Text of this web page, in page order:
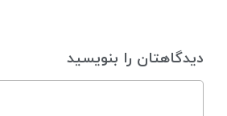
دیدگاهتان را بنویسید